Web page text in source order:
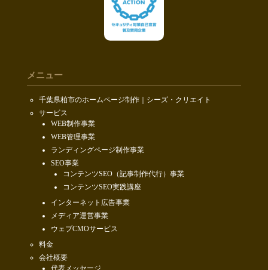
メニュー
千葉県柏市のホームページ制作｜シーズ・クリエイト
サービス
WEB制作事業
WEB管理事業
ランディングページ制作事業
SEO事業
コンテンツSEO（記事制作代行）事業
コンテンツSEO実践講座
インターネット広告事業
メディア運営事業
ウェブCMOサービス
料金
会社概要
代表メッセージ